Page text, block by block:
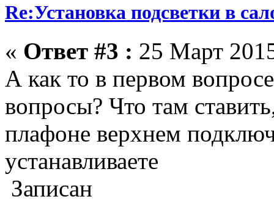
Re:Установка подсветки в
« Ответ #3 : 25 Март
А как то в первом
вопросы? Что там
плафоне верхнем
устанавливаете
Записан